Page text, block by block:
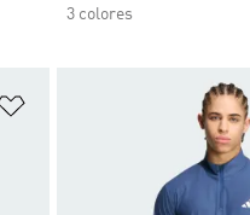
3 colores
Añadir a la lista de deseos